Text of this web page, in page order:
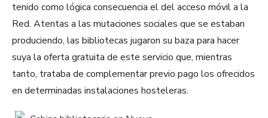
tenido como lógica consecuencia el del acceso móvil a la
Red. Atentas a las mutaciones sociales que se estaban
produciendo, las bibliotecas jugaron su baza para hacer
suya la oferta gratuita de este servicio que, mientras
tanto, trataba de complementar previo pago los ofrecidos
en determinadas instalaciones hosteleras.